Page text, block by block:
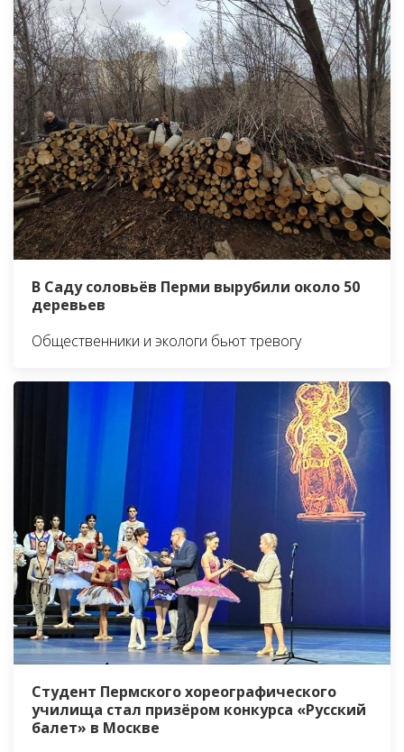
В Саду соловьёв Перми вырубили около 50
деревьев
Общественники и экологи бьют тревогу
Студент Пермского хореографического
училища стал призёром конкурса «Русский
балет» в Москве